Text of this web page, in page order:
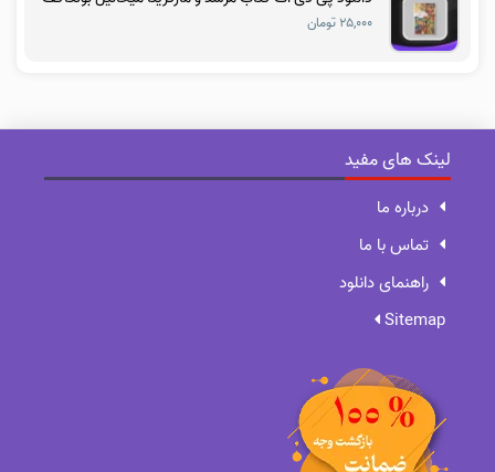
۲۵,۰۰۰ تومان
لینک های مفید
درباره ما
تماس با ما
راهنمای دانلود
Sitemap